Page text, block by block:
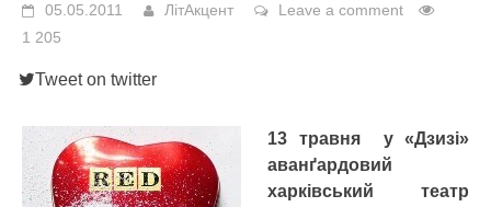
05.05.2011 ЛітАкцент
Leave a comment
1 205
Tweet on twitter
13 травня у «Дзизі»
аванґардовий
харківський театр